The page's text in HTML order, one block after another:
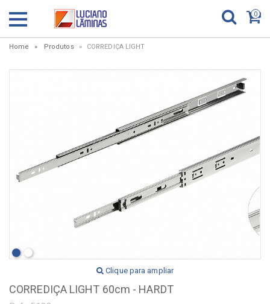
0
Home Produtos CORREDIÇA LIGHT
Clique para ampliar
CORREDIÇA LIGHT 60cm - HARDT